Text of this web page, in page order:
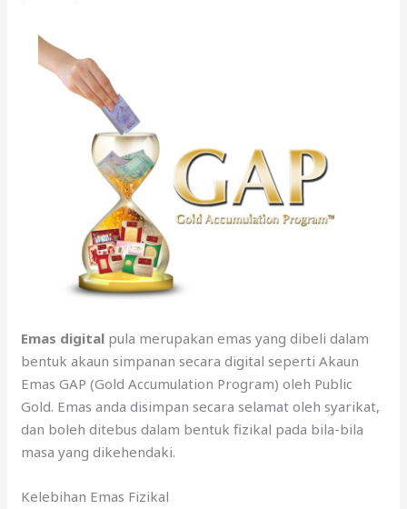
Emas digital pula merupakan emas yang dibeli dalam
bentuk akaun simpanan secara digital seperti Akaun
Emas GAP (Gold Accumulation Program) oleh Public
Gold. Emas anda disimpan secara selamat oleh syarikat,
dan boleh ditebus dalam bentuk fizikal pada bila-bila
masa yang dikehendaki.
Kelebihan Emas Fizikal